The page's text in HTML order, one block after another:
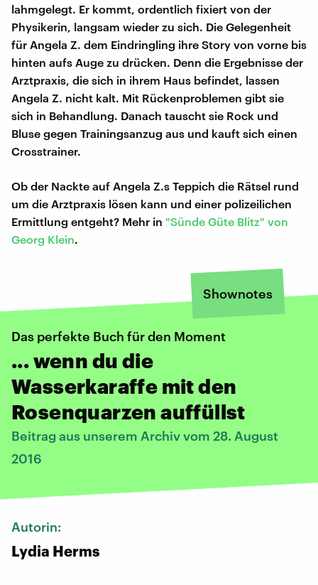
lahmgelegt. Er kommt, ordentlich fixiert von der
Physikerin, langsam wieder zu sich. Die Gelegenheit
für Angela Z. dem Eindringling ihre Story von vorne bis
hinten aufs Auge zu drücken. Denn die Ergebnisse der
Arztpraxis, die sich in ihrem Haus befindet, lassen
Angela Z. nicht kalt. Mit Rückenproblemen gibt sie
sich in Behandlung. Danach tauscht sie Rock und
Bluse gegen Trainingsanzug aus und kauft sich einen
Crosstrainer.
Ob der Nackte auf Angela Z.s Teppich die Rätsel rund
um die Arztpraxis lösen kann und einer polizeilichen
Ermittlung entgeht? Mehr in "Sünde Güte Blitz" von
Georg Klein.
Shownotes
Das perfekte Buch für den Moment
... wenn du die
Wasserkaraffe mit den
Rosenquarzen auffüllst
Beitrag aus unserem Archiv vom 28. August
2016
Autorin:
Lydia Herms